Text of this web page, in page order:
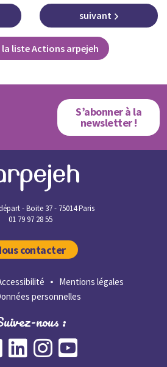
liste Actions arpejeh
suivant
S’abonner à la
newsletter !
- Boite 37 - 75014 Paris
01 79 97 28 55
contacter
Mentions légales
personnelles
nous :